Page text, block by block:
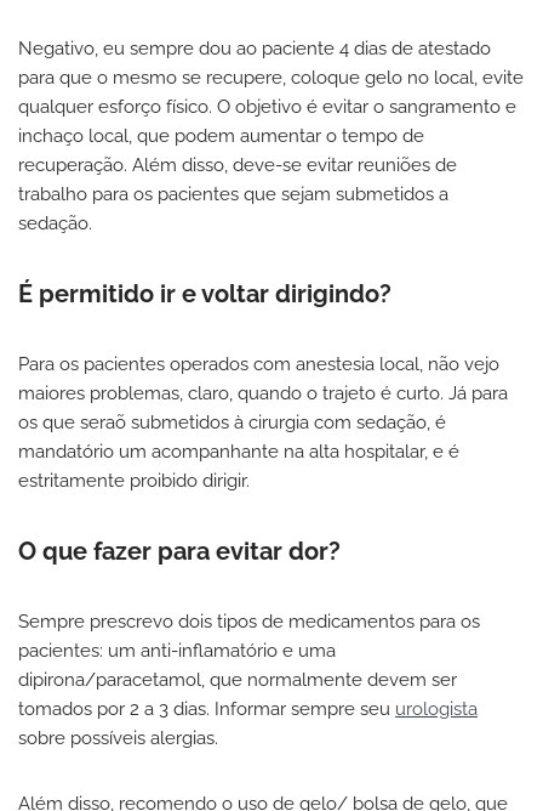
Negativo, eu sempre dou ao paciente 4 dias de atestado
para que o mesmo se recupere, coloque gelo no local, evite
qualquer esforço físico. O objetivo é evitar o sangramento e
inchaço local, que podem aumentar o tempo de
recuperação. Além disso, deve-se evitar reuniões de
trabalho para os pacientes que sejam submetidos a
sedação.
É permitido ir e voltar dirigindo?
Para os pacientes operados com anestesia local, não vejo
maiores problemas, claro, quando o trajeto é curto. Já para
os que seraõ submetidos à cirurgia com sedação, é
mandatório um acompanhante na alta hospitalar, e é
estritamente proibido dirigir.
O que fazer para evitar dor?
Sempre prescrevo dois tipos de medicamentos para os
pacientes: um anti-inflamatório e uma
dipirona/paracetamol, que normalmente devem ser
tomados por 2 a 3 dias. Informar sempre seu urologista
sobre possíveis alergias.
Além disso, recomendo o uso de gelo/ bolsa de gelo, que